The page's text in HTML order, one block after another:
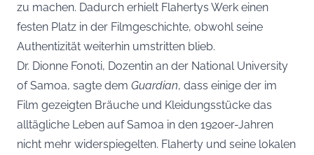
zu machen. Dadurch erhielt Flahertys Werk einen
festen Platz in der Filmgeschichte, obwohl seine
Authentizität weiterhin umstritten blieb.
Dr. Dionne Fonoti, Dozentin an der National University
of Samoa, sagte dem Guardian, dass einige der im
Film gezeigten Bräuche und Kleidungsstücke das
alltägliche Leben auf Samoa in den 1920er-Jahren
nicht mehr widerspiegelten. Flaherty und seine lokalen